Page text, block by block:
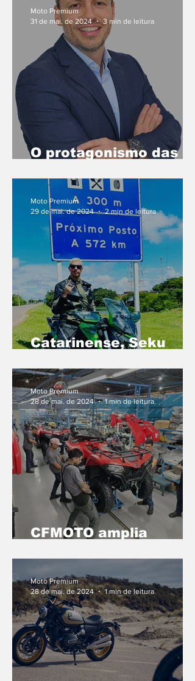
O protagonismo das
mobilidade urbana
Moto Premium
31 de mai. de 2024
3 min de leitura
Catarinense, Seku
Brasil de moto em uma
viagem cheia de
histórias
Moto Premium
29 de mai. de 2024
2 min de leitura
CFMOTO amplia
road na Zona Franca
de Manaus
Moto Premium
28 de mai. de 2024
1 min de leitura
Moto Premium
28 de mai. de 2024
1 min de leitura